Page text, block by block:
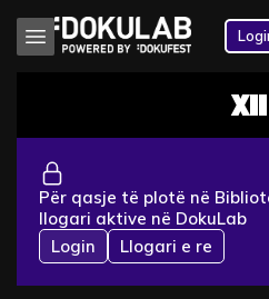
XII
Për qasje të plotë në
llogari aktive në DokuLab
Login
Llogari e re